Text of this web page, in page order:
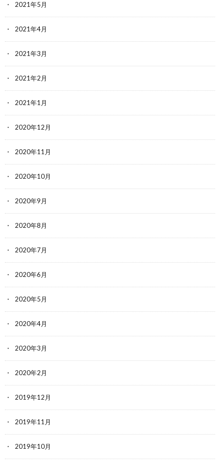
2021年5月
2021年4月
2021年3月
2021年2月
2021年1月
2020年12月
2020年11月
2020年10月
2020年9月
2020年8月
2020年7月
2020年6月
2020年5月
2020年4月
2020年3月
2020年2月
2019年12月
2019年11月
2019年10月